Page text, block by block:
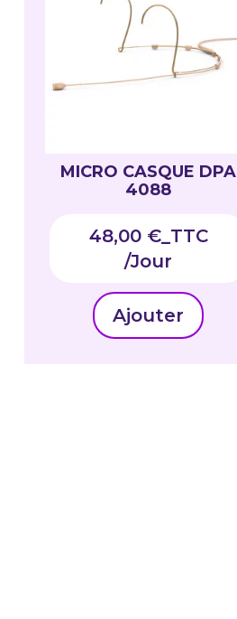
MICRO CASQUE DPA
4088
48,00 €_TTC
Ajouter